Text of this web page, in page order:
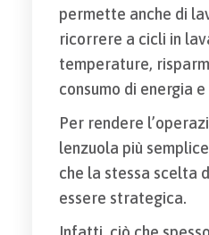
permette anche di
ricorrere a cicli in
temperature,
consumo di energia
Per rendere
lenzuola più
che la stessa scelta
essere strategica.